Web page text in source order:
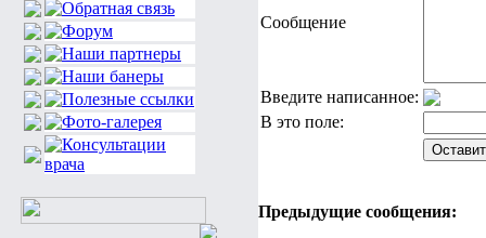
Сообщение
Введите написанное:
В это поле:
Предыдущие сообщения: